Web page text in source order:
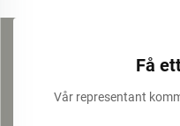
Få
Vår representant